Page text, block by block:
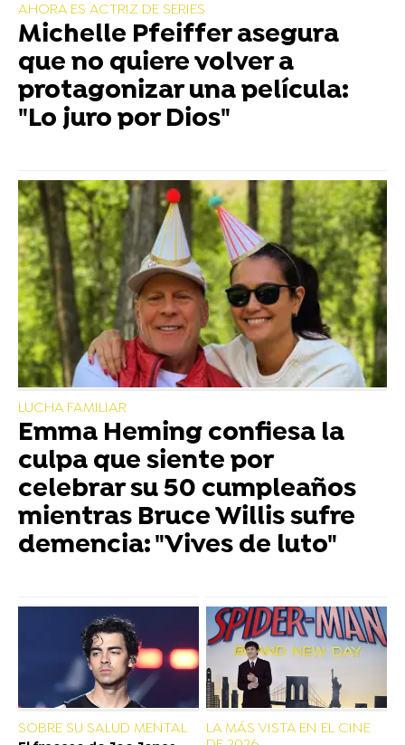
AHORA ES ACTRIZ DE SERIES
Michelle Pfeiffer asegura
que no quiere volver a
protagonizar una película:
"Lo juro por Dios"
LUCHA FAMILIAR
Emma Heming confiesa la
culpa que siente por
celebrar su 50 cumpleaños
mientras Bruce Willis sufre
demencia: "Vives de luto"
SOBRE SU SALUD MENTAL
LA MÁS VISTA EN EL CINE